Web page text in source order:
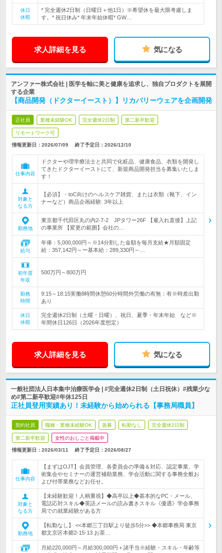
休日
休暇
* 完全週休2日制（日曜日＋他1日）※希望休を最大限考慮しま
す。* 祝日休み* 年末年始休暇* GW…
求人詳細を見る 気になる
アンファー株式会社 | 医学を軸に美と健康を追求し、独自プロダクトを展開
する企業
【商品開発（ドクターイースト）】リカバリーウェアを企画開発
正社員 業種未経験OK 完全週休2日制 第二新卒歓迎
リモートワーク可
情報更新日：2026/07/09 終了予定日： 2026/12/10
仕事内容
ドクターや理学療法士と共同で化粧品、健康食品、衣類を開発し
てきたドクターイーストにて、新規商品開発担当を募集いたしま
す！
対象と
なる方
【必須】・toC向けのヘルスケア雑貨、または衣類（靴下、イン
ナーなど）商品企画経験: 3年以上
勤務地
東京都千代田区丸の内2-7-2 JPタワー26F 【雇入れ直後】上記
の事業所 【変更の範囲】会社の…
給与
年俸：5,000,000円～※14分割した金額を毎月支給★月額固定
給：357,142円～ー基本給：289,330円～…
初年度
年収
500万円～800万円
勤務
時間
9:15～18:15実働8時間休憩60分時間外労働の有無：有※時差出勤
あり
休日
休暇
完全週休2日制（土曜・日曜）、祝日、夏季・年末年始 など※
年間休日126日（2026年度想定）
求人詳細を見る 気になる
一般社団法人日本集中治療医学会 | #完全週休2日制（土日祝休）#残業少な
め#第二新卒歓迎#年休125日
正社員登用実績あり！未経験から始められる【事務局職員】
契約社員 職種・業種未経験OK 急募 転勤なし 完全週休2日制
第二新卒歓迎 女性のおしごと掲載中
情報更新日：2026/03/11 終了予定日： 2026/08/27
仕事内容
【まずはOJT】会員管理、各委員会の準備＆対応、認定事業、学
術集会やセミナーの運営補助業務、学会活動に関する事務全般お
よび付帯業務などお任せ。
対象と
なる方
【未経験歓迎！人柄重視】◆高卒以上◆基本的なPC・メール、
電話応対スキル◆英語メールの読み書きスキル《優遇》学会事務
局での就業経験がある方
勤務地
【転勤なし】 <<本郷三丁目駅より徒歩5分>> ◆本郷事務局 東京
都文京区本郷2-15-13 お茶…
月給220,000円～月給300,000円＋諸手当※経験・スキル・年齢等